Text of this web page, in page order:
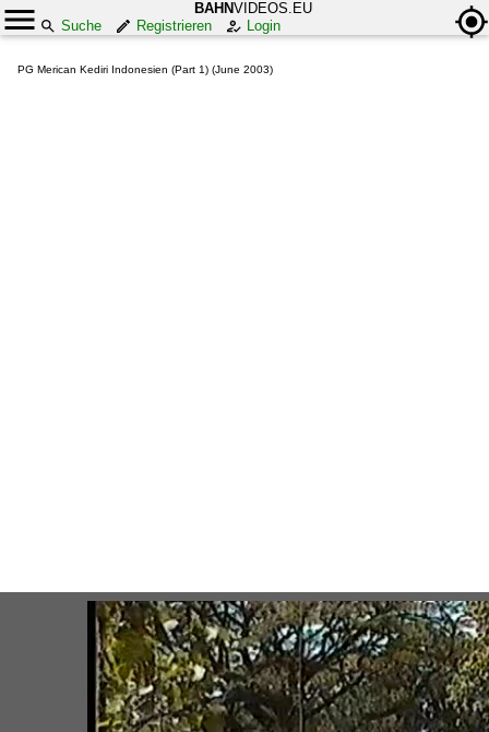
BAHNVIDEOS.EU
Suche
Registrieren Login
PG Merican Kediri Indonesien (Part 1) (June 2003)